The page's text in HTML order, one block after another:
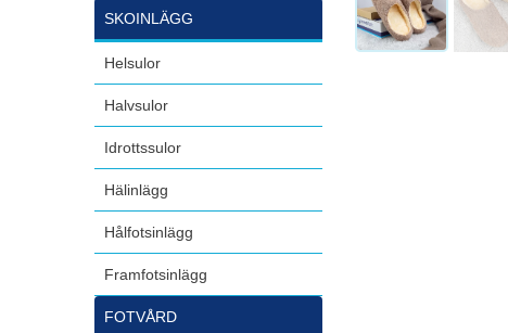
SKOINLÄGG
Helsulor
Halvsulor
Idrottssulor
Hälinlägg
Hålfotsinlägg
Framfotsinlägg
FOTVÅRD